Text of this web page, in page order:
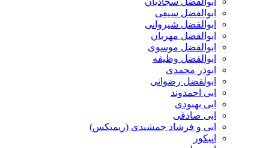
ابوالفضل سیفی
ابوالفضل شیروانی
ابوالفضل مهربان
ابوالفضل موسوی
ابوالفضل وظیفه
ابوذر محمدی
ابولفضل رضوانی
ابی احمدوند
ابی بهبودی
ابی صادقی
ابی و فرشاد جمشیدی (ریمیکس)
اپیکور